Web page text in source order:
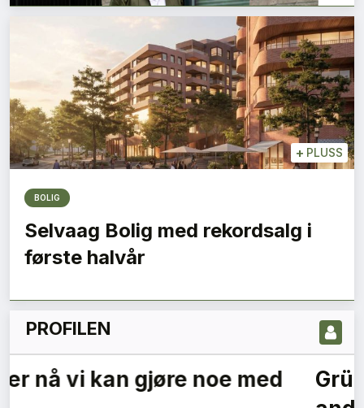
LES NYESTE UTGIVELSE HER
+ PLUSS
BOLIG
Selvaag Bolig med rekordsalg i
første halvår
PROFILEN
Arkitekturens dr. Livingstone